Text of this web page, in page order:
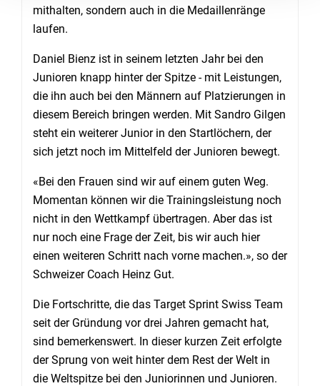
mithalten, sondern auch in die Medaillenränge
laufen.
Daniel Bienz ist in seinem letzten Jahr bei den
Junioren knapp hinter der Spitze - mit Leistungen,
die ihn auch bei den Männern auf Platzierungen in
diesem Bereich bringen werden. Mit Sandro Gilgen
steht ein weiterer Junior in den Startlöchern, der
sich jetzt noch im Mittelfeld der Junioren bewegt.
«Bei den Frauen sind wir auf einem guten Weg.
Momentan können wir die Trainingsleistung noch
nicht in den Wettkampf übertragen. Aber das ist
nur noch eine Frage der Zeit, bis wir auch hier
einen weiteren Schritt nach vorne machen.», so der
Schweizer Coach Heinz Gut.
Die Fortschritte, die das Target Sprint Swiss Team
seit der Gründung vor drei Jahren gemacht hat,
sind bemerkenswert. In dieser kurzen Zeit erfolgte
der Sprung von weit hinter dem Rest der Welt in
die Weltspitze bei den Juniorinnen und Junioren.